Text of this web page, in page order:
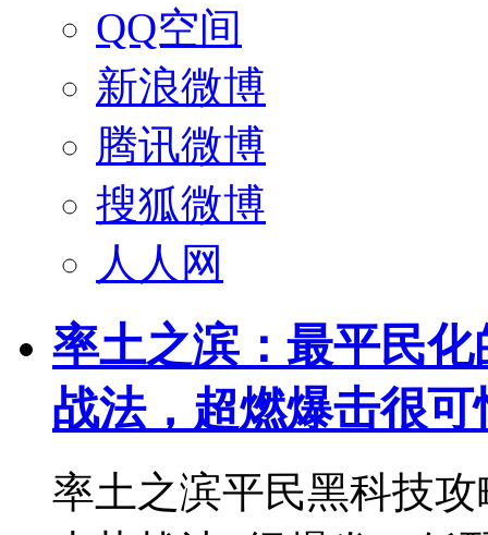
QQ空间
新浪微博
腾讯微博
搜狐微博
人人网
率土之滨：最平民
战法，超燃爆击很可
率土之滨平民黑科技